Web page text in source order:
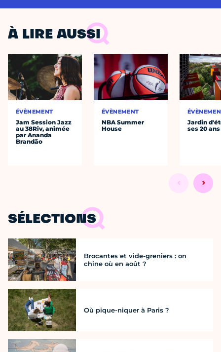
À LIRE AUSSI
ÉVÈNEMENT
Jam Session Jazz
au 38Riv, animée
par Ananda
Brandão
ÉVÈNEMENT
NBA Summer
House
Jardin
ses 20 ans
SÉLECTIONS
Brocantes et vide-greniers : on
chine où en août ?
Où pique-niquer à Paris ?